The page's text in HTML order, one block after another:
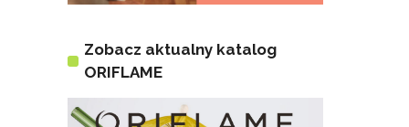
Zobacz aktualny katalog
ORIFLAME